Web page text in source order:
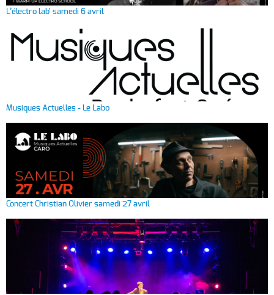
L’électro lab' samedi 6 avril
Musiques Actuelles - Le Labo
Concert Christian Olivier samedi 27 avril